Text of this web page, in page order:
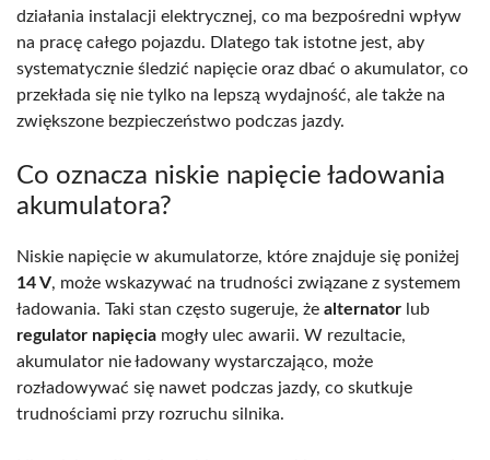
działania instalacji elektrycznej, co ma bezpośredni wpływ
na pracę całego pojazdu. Dlatego tak istotne jest, aby
systematycznie śledzić napięcie oraz dbać o akumulator, co
przekłada się nie tylko na lepszą wydajność, ale także na
zwiększone bezpieczeństwo podczas jazdy.
Co oznacza niskie napięcie ładowania
akumulatora?
Niskie napięcie w akumulatorze, które znajduje się poniżej
14 V, może wskazywać na trudności związane z systemem
ładowania. Taki stan często sugeruje, że alternator lub
regulator napięcia mogły ulec awarii. W rezultacie,
akumulator nie ładowany wystarczająco, może
rozładowywać się nawet podczas jazdy, co skutkuje
trudnościami przy rozruchu silnika.